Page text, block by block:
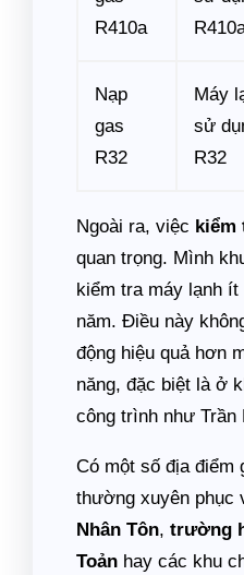
R410a
Nạp
gas
R32
Máy
sử
R32
Ngoài ra, việc kiểm
quan trọng. Mình
kiểm tra máy lạnh ít
năm. Điều này
động hiệu quả hơn
năng, đặc biệt là ở
công trình như Trần
Có một số địa điểm
thường xuyên phục
Nhân Tôn, trường
Toản hay các khu